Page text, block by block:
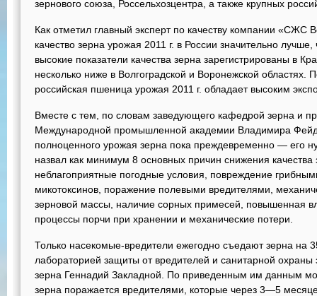
зернового союза, Россельхозцентра, а также крупных
Как отметил главный эксперт по качеству компании «СЖС
качество зерна урожая 2011 г. в России значительно
высокие показатели качества зерна зарегистрированы в
несколько ниже в Волгоградской и Воронежской областях.
российская пшеница урожая 2011 г. обладает высоким
Вместе с тем, по словам заведующего кафедрой зерна и
Международной промышленной академии Владимира
полноценного урожая зерна пока преждевременно — его
назвал как минимум 8 основных причин снижения качества
неблагоприятные погодные условия, повреждение
микотоксинов, поражение полевыми вредителями,
зерновой массы, наличие сорных примесей, повышенная
процессы порчи при хранении и механические потери.
Только насекомые-вредители ежегодно съедают зерна на
лабораторией защиты от вредителей и санитарной
зерна Геннадий Закладной. По приведенным им данным
зерна поражается вредителями, которые через 3—5